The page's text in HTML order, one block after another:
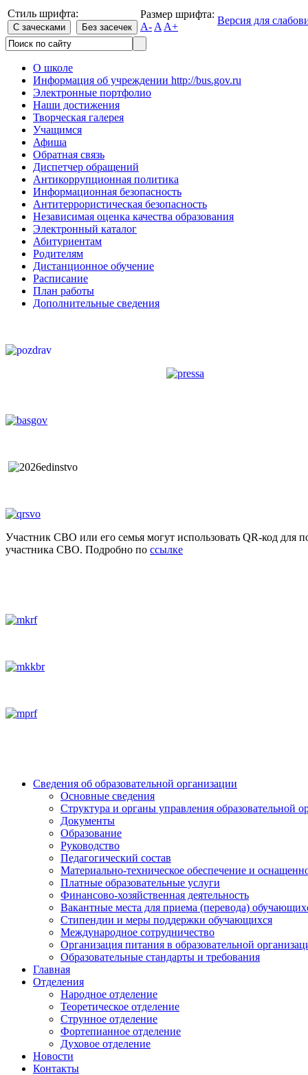
Стиль шрифта:
Размер шрифта:
A- A A+
Версия для
О школе
Информация об учреждении http://bus.gov.ru
Электронные портфолио
Наши достижения
Творческая галерея
Учащимся
Афиша
Обратная связь
Диспетчер обращений
Антикоррупционная политика
Информационная безопасность
Антитеррористическая безопасность
Независимая оценка качества образования
Электронный каталог
Абитуриентам
Родителям
Дистанционное обучение
Расписание
План работы
Дополнительные сведения
Участник СВО или его семья могут использовать QR-код для
участника СВО. Подробно по ссылке
Сведения об образовательной организации
Основные сведения
Структура и органы управления образовательной
Документы
Образование
Руководство
Педагогический состав
Материально-техническое обеспечение и
Платные образовательные услуги
Финансово-хозяйственная деятельность
Вакантные места для приема (перевода)
Стипендии и меры поддержки обучающихся
Международное сотрудничество
Организация питания в образовательной
Образовательные стандарты и требования
Главная
Отделения
Народное отделение
Теоретическое отделение
Струнное отделение
Фортепианное отделение
Духовое отделение
Новости
Контакты